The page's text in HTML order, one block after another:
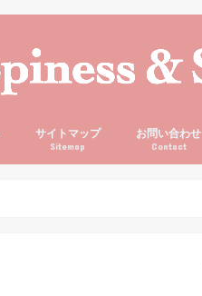
サイトマップ
Sitemap
お問い合わせ
Contact